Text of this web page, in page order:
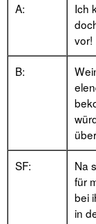
A:
Ich
vor!
B:
SF:
Na
für
bei
in